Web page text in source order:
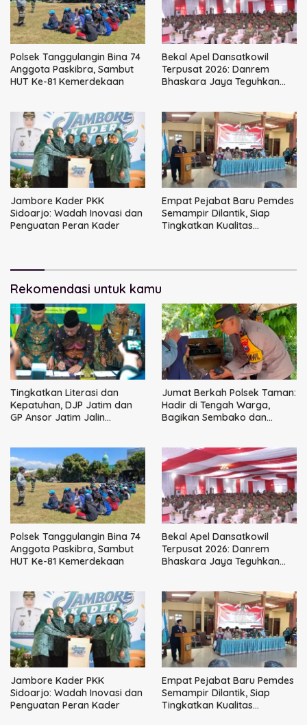
Polsek Tanggulangin Bina 74
Anggota Paskibra, Sambut
HUT Ke-81 Kemerdekaan
Bekal Apel Dansatkowil
Terpusat 2026: Danrem
Bhaskara Jaya Teguhkan
Jambore Kader PKK
Sidoarjo: Wadah Inovasi dan
Penguatan Peran Kader
Empat Pejabat Baru Pemdes
Semampir Dilantik, Siap
Tingkatkan Kualitas
Rekomendasi untuk kamu
Tingkatkan Literasi dan
Kepatuhan, DJP Jatim dan
GP Ansor Jatim Jalin
Jumat Berkah Polsek Taman:
Hadir di Tengah Warga,
Bagikan Sembako dan
Polsek Tanggulangin Bina 74
Anggota Paskibra, Sambut
HUT Ke-81 Kemerdekaan
Bekal Apel Dansatkowil
Terpusat 2026: Danrem
Bhaskara Jaya Teguhkan
Jambore Kader PKK
Sidoarjo: Wadah Inovasi dan
Penguatan Peran Kader
Empat Pejabat Baru Pemdes
Semampir Dilantik, Siap
Tingkatkan Kualitas